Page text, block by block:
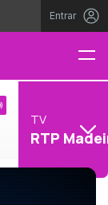
Entrar
TV
RTP